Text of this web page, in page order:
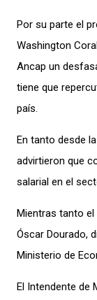
Por su parte el
Washington
Ancap un
tiene que
país.
En tanto desde
advirtieron que
salarial en el
Mientras tanto el
Óscar Dourado,
Ministerio de
El Intendente de